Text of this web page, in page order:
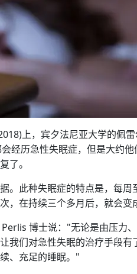
上，宾夕法尼亚大学的佩
经历急性失眠症，但是大约他
了。
。此种失眠症的特点是，每周
在持续三个多月后，就会变
博士说："无论是由压力
我们对急性失眠的治疗手段有
、充足的睡眠。"